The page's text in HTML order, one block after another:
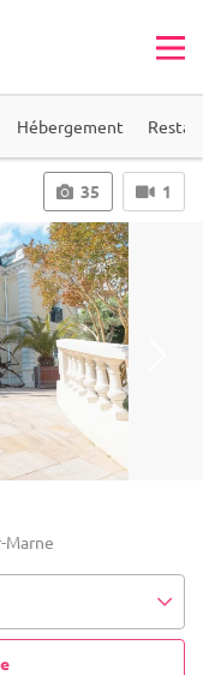
Hébergement
35 1
Marne